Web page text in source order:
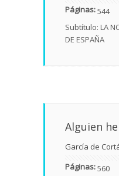
Páginas:544
Subtítulo: LA
DE ESPAÑA
Alguien
García de
Páginas:560